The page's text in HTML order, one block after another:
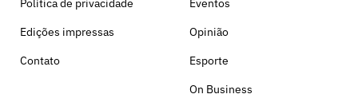
Política de privacidade
Edições impressas
Contato
Eventos
Opinião
Esporte
On Business